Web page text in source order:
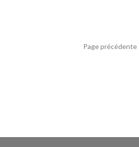
Page précédente